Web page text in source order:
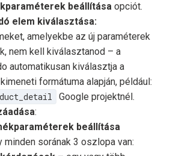
beállítása opciót.
elem kiválasztása:
amelyekbe az új paraméterek
nem kell kiválasztanod – a
automatikusan kiválasztja a
formátuma alapján, például:
Google projektnél.
:
beállítása
minden sorának 3 oszlopa van: